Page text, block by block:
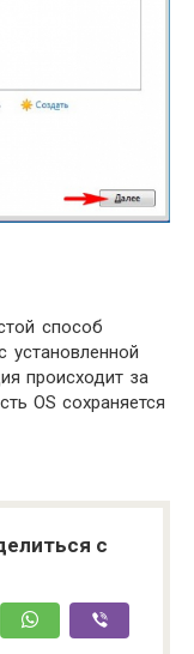
способ
установленной
происходит за
OS сохраняется
с